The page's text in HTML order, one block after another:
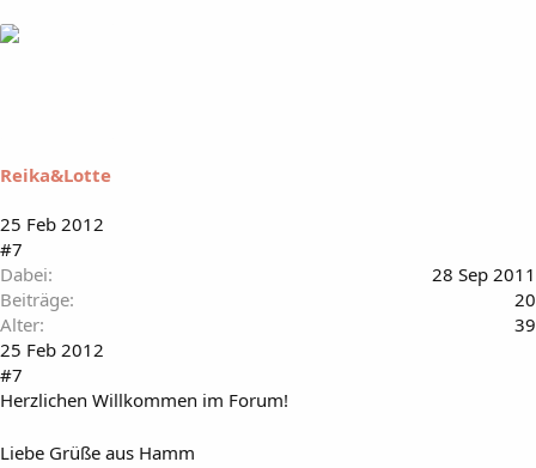
Reika&Lotte
25 Feb 2012
#7
Dabei
28 Sep 2011
Beiträge
20
Alter
39
25 Feb 2012
#7
Herzlichen Willkommen im Forum!
Liebe Grüße aus Hamm